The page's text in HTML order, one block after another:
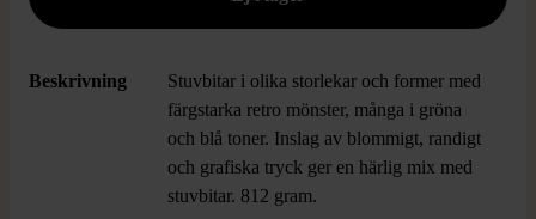
Beskrivning
Stuvbitar i olika storlekar och former med
färgstarka retro mönster, många i gröna
och blå toner. Inslag av blommigt, randigt
och grafiska tryck ger en härlig mix med
stuvbitar. 812 gram.